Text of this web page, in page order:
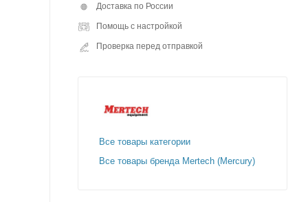
Доставка по России
Помощь с настройкой
Проверка перед отправкой
Все товары категории
Все товары бренда Mertech (Mercury)